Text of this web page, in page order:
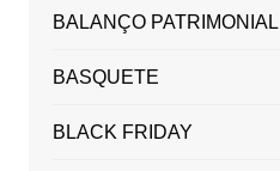
BALANÇO PATRIMONIAL
BASQUETE
BLACK FRIDAY